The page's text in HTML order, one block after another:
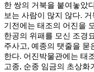
한 쌍의 거북을 붙여놓았
보는 사람이 많지 않다.
기전에는 태조의 어진을
한공의 위패를 모신 조경
주사고, 예종의 탯줄을 묻
한다. 어진박물관에는 태
고종, 순종 임금의 초상화